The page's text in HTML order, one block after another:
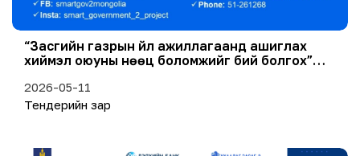
“Засгийн газрын үйл ажиллагаанд ашиглах
хиймэл оюуны нөөц боломжийг бий болгох”
2026-05-11
Тендерийн зар